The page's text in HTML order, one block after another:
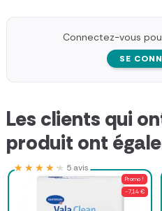
Connectez-vous
SE
Les clients qui
produit ont
Promo !
-7,14 €
★★★★★
★★★★★ 5 avis